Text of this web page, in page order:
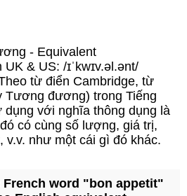
- Equivalent
& US: /ɪˈkwɪv.əl.ənt/
từ điển Cambridge, từ
Tương đương) trong Tiếng
với nghĩa thông dụng là
có cùng số lượng, giá trị,
v.v. như một cái gì đó khác.
French word "bon appetit"